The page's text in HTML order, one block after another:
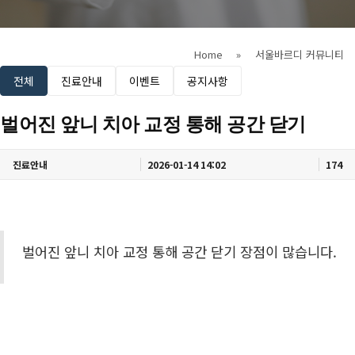
Home » 서울바르디 커뮤니티
전체 진료안내 이벤트 공지사항
벌어진 앞니 치아 교정 통해 공간 닫기
진료안내 2026-01-14 14:02 174
벌어진 앞니 치아 교정 통해 공간 닫기 장점이 많습니다.